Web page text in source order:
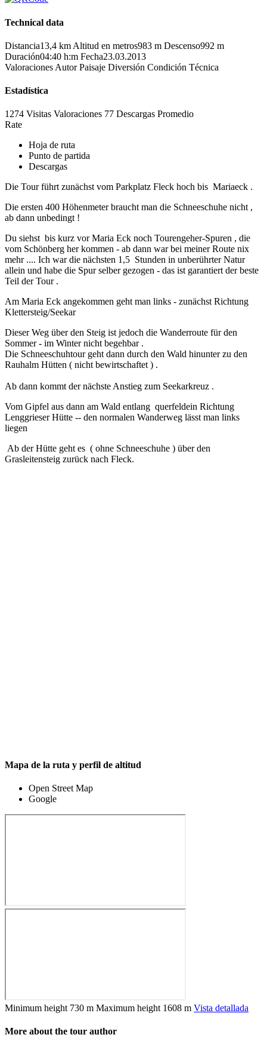
Technical data
Distancia13,4 km Altitud en metros983 m Descenso992 m
Duración04:40 h:m Fecha23.03.2013
Valoraciones Autor Paisaje Diversión Condición Técnica
Estadística
1274 Visitas Valoraciones 77 Descargas Promedio
Rate
Hoja de ruta
Punto de partida
Descargas
Die Tour führt zunächst vom Parkplatz Fleck hoch bis Mariaeck .
Die ersten 400 Höhenmeter braucht man die Schneeschuhe nicht ,
ab dann unbedingt !
Du siehst bis kurz vor Maria Eck noch Tourengeher-Spuren , die
vom Schönberg her kommen - ab dann war bei meiner Route nix
mehr .... Ich war die nächsten 1,5 Stunden in unberührter Natur
allein und habe die Spur selber gezogen - das ist garantiert der beste
Teil der Tour .
Am Maria Eck angekommen geht man links - zunächst Richtung
Klettersteig/Seekar
Dieser Weg über den Steig ist jedoch die Wanderroute für den
Sommer - im Winter nicht begehbar .
Die Schneeschuhtour geht dann durch den Wald hinunter zu den
Rauhalm Hütten ( nicht bewirtschaftet ) .
Ab dann kommt der nächste Anstieg zum Seekarkreuz .
Vom Gipfel aus dann am Wald entlang querfeldein Richtung
Lenggrieser Hütte -- den normalen Wanderweg lässt man links
liegen
Ab der Hütte geht es ( ohne Schneeschuhe ) über den
Grasleitensteig zurück nach Fleck.
Mapa de la ruta y perfil de altitud
Open Street Map
Google
Minimum height 730 m Maximum height 1608 m Vista detallada
More about the tour author